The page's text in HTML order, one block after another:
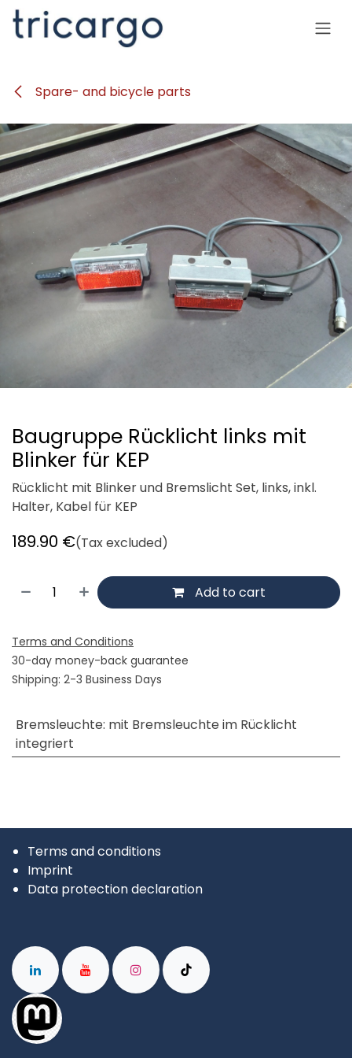
Skip to Content
Spare- and bicycle parts
Baugruppe Rücklicht links mit
Blinker für KEP
Rücklicht mit Blinker und Bremslicht Set, links, inkl.
Halter, Kabel für KEP
189.90 €(Tax excluded)
Add to cart
Terms and Conditions
30-day money-back guarantee
Shipping: 2-3 Business Days
Bremsleuchte: mit Bremsleuchte im Rücklicht
integriert
Terms and conditions
Imprint
Data protection declaration